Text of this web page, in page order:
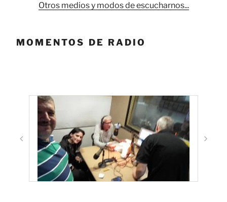
Otros medios y modos de escucharnos...
MOMENTOS DE RADIO